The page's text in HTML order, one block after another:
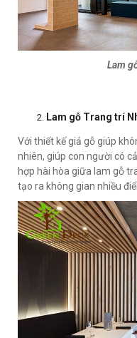
Lam g
Lam gỗ Trang trí
Với thiết kế giả gỗ giúp
nhiên, giúp con người có
hợp hài hòa giữa lam gỗ
tạo ra không gian nhiều